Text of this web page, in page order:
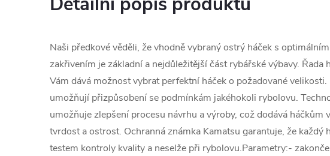
Naši předkové věděli, že vhodně vybraný ostrý háček s
zakřivením je základní a nejdůležitější část rybářské výbavy. Řada
Vám dává možnost vybrat perfektní háček o požadované
umožňují přizpůsobení se podmínkám jakéhokoli rybolovu.
umožňuje zlepšení procesu návrhu a výroby, což dodává háčkům
tvrdost a ostrost. Ochranná známka Kamatsu garantuje, že každý
testem kontroly kvality a neselže při rybolovu.Parametry:-